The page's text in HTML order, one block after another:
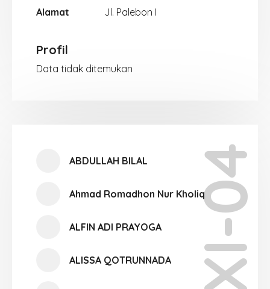
Alamat Jl. Palebon I
Profil
Data tidak ditemukan
XI-04
ABDULLAH BILAL
Ahmad Romadhon Nur Kholiq
ALFIN ADI PRAYOGA
ALISSA QOTRUNNADA